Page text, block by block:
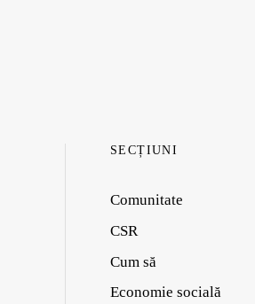
SECȚIUNI
Comunitate
CSR
Cum să
Economie socială